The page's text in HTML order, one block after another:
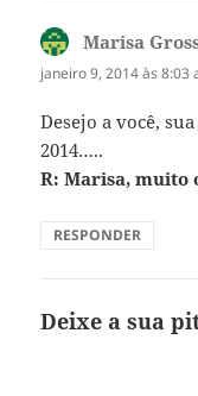
Marisa
janeiro 9, 2014 às 8:03
Desejo a você,
2014…..
R: Marisa, muito
RESPONDER
Deixe a sua